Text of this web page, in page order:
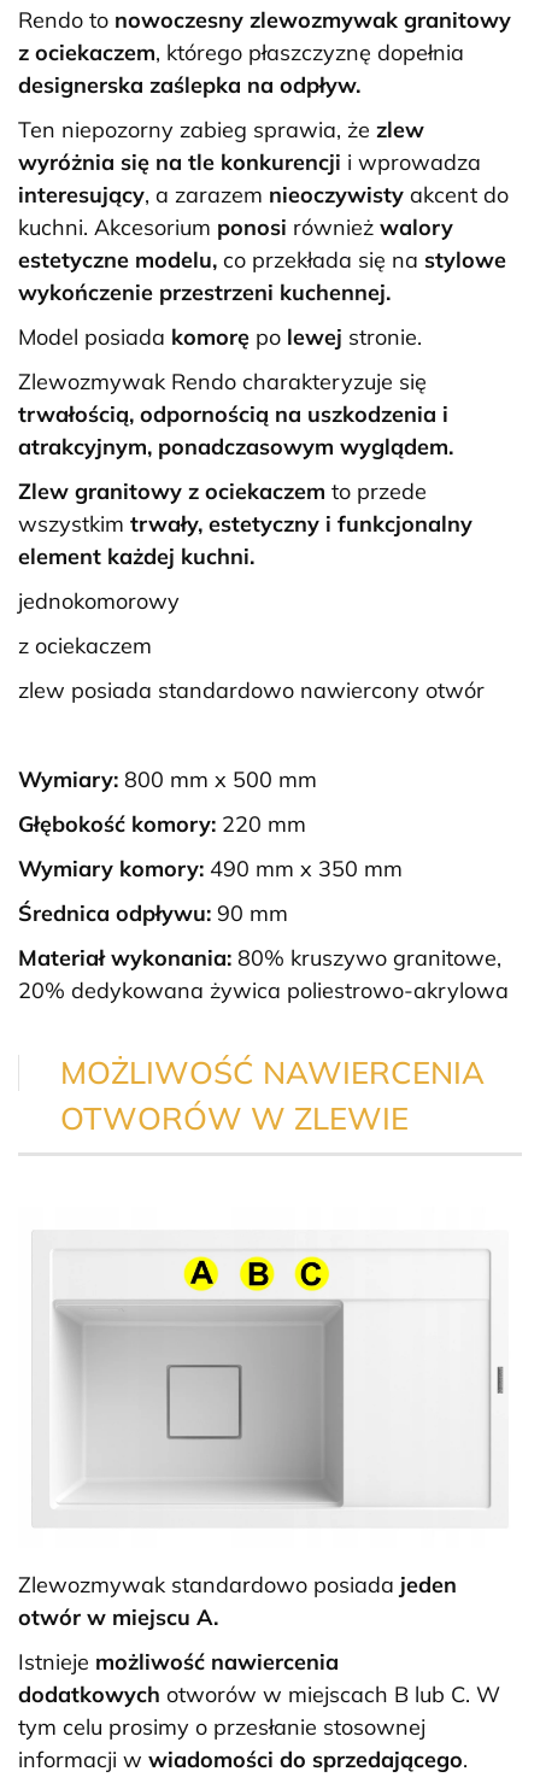
Rendo to nowoczesny zlewozmywak granitowy
z ociekaczem, którego płaszczyznę dopełnia
designerska zaślepka na odpływ.
Ten niepozorny zabieg sprawia, że zlew
wyróżnia się na tle konkurencji i wprowadza
interesujący, a zarazem nieoczywisty akcent do
kuchni. Akcesorium ponosi również walory
estetyczne modelu, co przekłada się na stylowe
wykończenie przestrzeni kuchennej.
Model posiada komorę po lewej stronie.
Zlewozmywak Rendo charakteryzuje się
trwałością, odpornością na uszkodzenia i
atrakcyjnym, ponadczasowym wyglądem.
Zlew granitowy z ociekaczem to przede
wszystkim trwały, estetyczny i funkcjonalny
element każdej kuchni.
jednokomorowy
z ociekaczem
zlew posiada standardowo nawiercony otwór
Wymiary: 800 mm x 500 mm
Głębokość komory: 220 mm
Wymiary komory: 490 mm x 350 mm
Średnica odpływu: 90 mm
Materiał wykonania: 80% kruszywo granitowe,
20% dedykowana żywica poliestrowo-akrylowa
MOŻLIWOŚĆ NAWIERCENIA
OTWORÓW W ZLEWIE
Zlewozmywak standardowo posiada jeden
otwór w miejscu A.
Istnieje możliwość nawiercenia
dodatkowych otworów w miejscach B lub C. W
tym celu prosimy o przesłanie stosownej
informacji w wiadomości do sprzedającego.